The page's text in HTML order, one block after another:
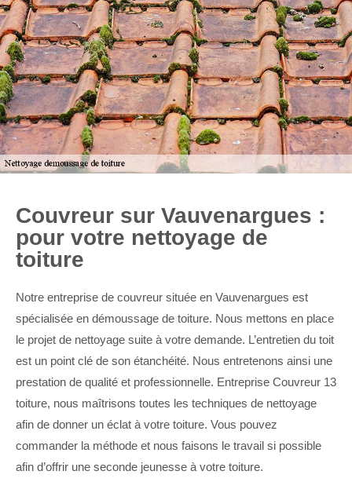
Couvreur sur Vauvenargues :
pour votre nettoyage de
toiture
Notre entreprise de couvreur située en Vauvenargues est
spécialisée en démoussage de toiture. Nous mettons en place
le projet de nettoyage suite à votre demande. L’entretien du toit
est un point clé de son étanchéité. Nous entretenons ainsi une
prestation de qualité et professionnelle. Entreprise Couvreur 13
toiture, nous maîtrisons toutes les techniques de nettoyage
afin de donner un éclat à votre toiture. Vous pouvez
commander la méthode et nous faisons le travail si possible
afin d’offrir une seconde jeunesse à votre toiture.